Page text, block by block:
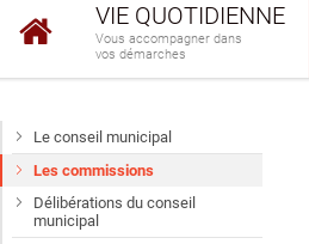
VIE QUOTIDIENNE
Vous accompagner dans
vos démarches
Le conseil municipal
Les commissions
Délibérations du conseil
municipal